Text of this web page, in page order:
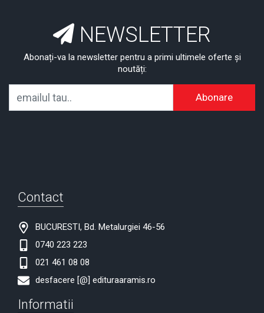
NEWSLETTER
Abonați-va la newsletter pentru a primi ultimele oferte și
noutăți:
Abonare
Contact
BUCURESTI, Bd. Metalurgiei 46-56
0740 223 223
021 461 08 08
desfacere [@] edituraaramis.ro
Informatii